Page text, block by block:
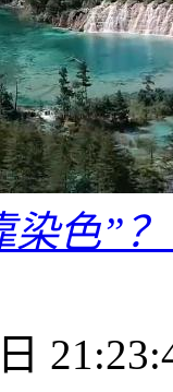
染色”